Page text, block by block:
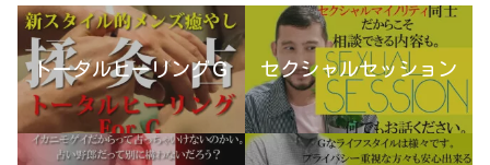
トータルヒーリングＧ セクシャルセッション